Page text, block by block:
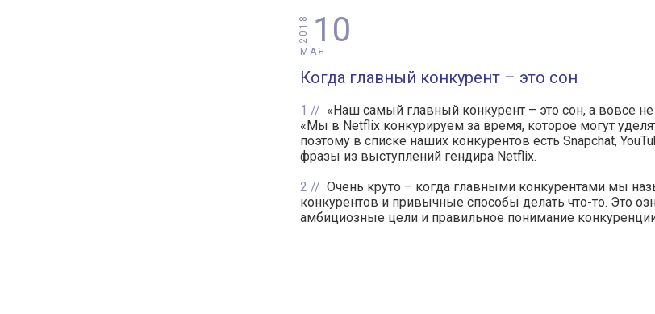
10
МАЯ
2018
Когда главный конкурент – это сон
1
«Наш самый главный конкурент – это сон, а вовсе не
«Мы в Netflix конкурируем за время, которое могут
поэтому в списке наших конкурентов есть Snapchat,
фразы из выступлений гендира Netflix.
2
Очень круто – когда главными конкурентами мы
конкурентов и привычные способы делать что-то. Это
амбициозные цели и правильное понимание